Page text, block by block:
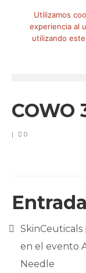
Equipo
BLOG
CONTACTO
COWO
| 0
en el evento
Needle
Utilizamos
experiencia al
utilizando